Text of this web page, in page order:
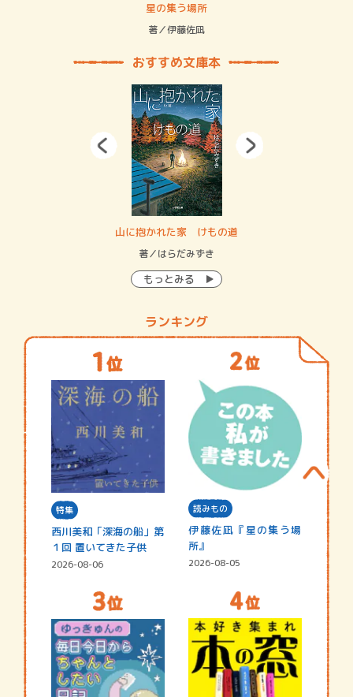
星の集う場所
著／伊藤佐凪
おすすめ文庫本
山に抱かれた家 けもの道
著／はらだみずき
もっとみる
ランキング
特集
西川美和「深海の船」第
１回 置いてきた子供
2026-08-06
読みもの
伊藤佐凪『星の集う場
所』
2026-08-05